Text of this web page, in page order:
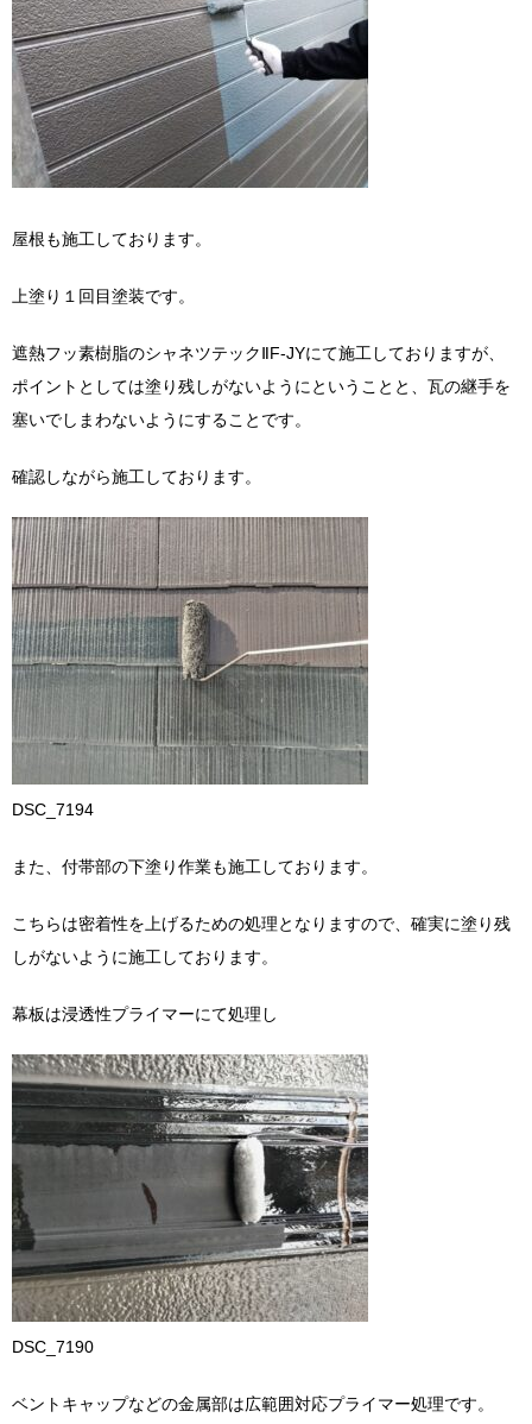
屋根も施工しております。
上塗り１回目塗装です。
遮熱フッ素樹脂のシャネツテックⅡF-JYにて施工しておりますが、
ポイントとしては塗り残しがないようにということと、瓦の継手を
塞いでしまわないようにすることです。
確認しながら施工しております。
DSC_7194
また、付帯部の下塗り作業も施工しております。
こちらは密着性を上げるための処理となりますので、確実に塗り残
しがないように施工しております。
幕板は浸透性プライマーにて処理し
DSC_7190
ベントキャップなどの金属部は広範囲対応プライマー処理です。